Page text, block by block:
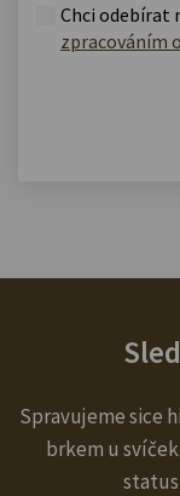
Chci odebírat
zpracováním
Spravujeme sice
brkem u